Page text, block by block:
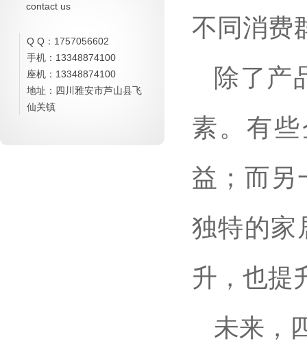
contact us
Q Q：1757056602
手机：13348874100
座机：13348874100
地址：四川雅安市芦山县飞
仙关镇
不同消费
除了产
素。有
益；而另
独特的家
升，也提
未来，